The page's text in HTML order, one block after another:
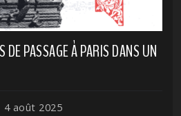
DE PASSAGE À PARIS DANS UN
4 août 2025